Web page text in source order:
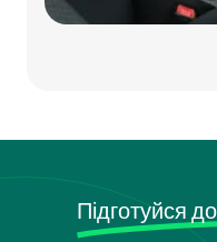
Підготуйся